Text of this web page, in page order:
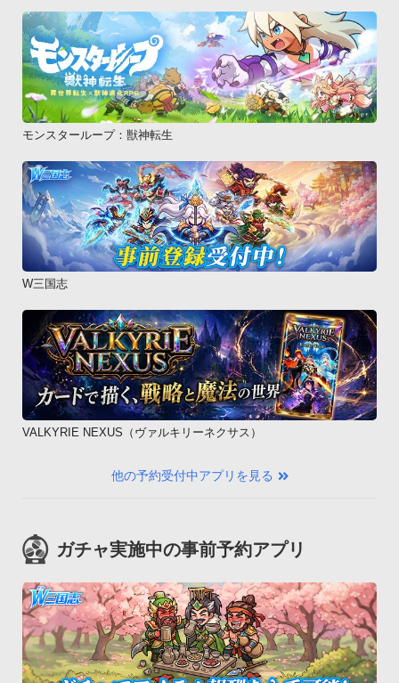
モンスターループ：獣神転生
W三国志
VALKYRIE NEXUS（ヴァルキリーネクサス）
他の予約受付中アプリを見る
ガチャ実施中の事前予約アプリ